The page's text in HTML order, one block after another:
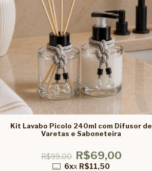
Kit Lavabo Picolo 240ml com Difusor de
Varetas e Saboneteira
R$99,00 R$69,00
6xx R$11,50